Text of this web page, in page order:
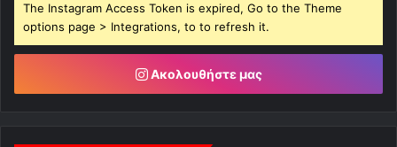
The Instagram Access Token is expired, Go to the Theme
options page > Integrations, to to refresh it.
Ακολουθήστε μας